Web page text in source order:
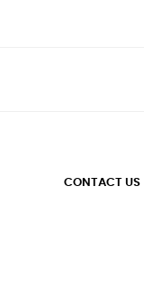
CONTACT US